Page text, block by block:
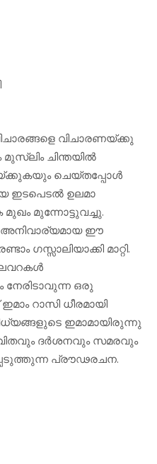
വിചാരണയ്ക്കു
ചിന്തയില്‍
ചെയ്തപ്പോള്‍
ഇടപെടല്‍ ഉലമാ
മുന്നോട്ടുവച്ചു.
അനിവാര്യമായ ഈ
ഗസ്സാലിയാക്കി മാറ്റി.
ഒരു
റാസി ധീരമായി
ഇമാമായിരുന്നു
ദര്‍ശനവും സമരവും
പ്രൗഢരചന.